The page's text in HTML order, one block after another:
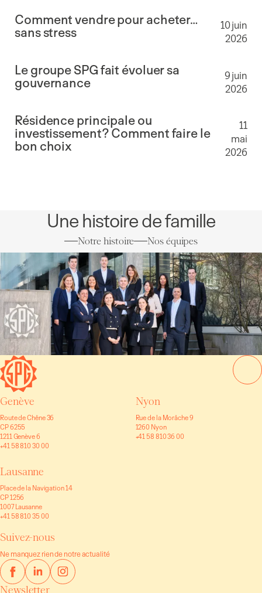
Comment vendre pour acheter…
sans stress
10 juin
2026
Le groupe SPG fait évoluer sa
gouvernance
9 juin
2026
Résidence principale ou
investissement? Comment faire le
bon choix
11
mai
2026
Une histoire de famille
Notre histoire Nos équipes
Genève
Route de Chêne 36
CP 6255
1211 Genève 6
+41 58 810 30 00
Nyon
Rue de la Morâche 9
1260 Nyon
+41 58 810 36 00
Lausanne
Place de la Navigation 14
CP 1256
1007 Lausanne
+41 58 810 35 00
Suivez-nous
Ne manquez rien de notre actualité
Newsletter